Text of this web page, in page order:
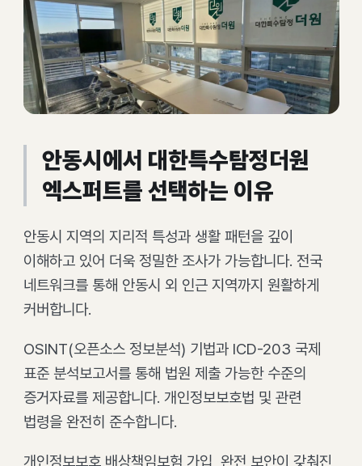
안동시에서 대한특수탐정더원
엑스퍼트를 선택하는 이유
안동시 지역의 지리적 특성과 생활 패턴을 깊이
이해하고 있어 더욱 정밀한 조사가 가능합니다. 전국
네트워크를 통해 안동시 외 인근 지역까지 원활하게
커버합니다.
OSINT(오픈소스 정보분석) 기법과 ICD-203 국제
표준 분석보고서를 통해 법원 제출 가능한 수준의
증거자료를 제공합니다. 개인정보보호법 및 관련
법령을 완전히 준수합니다.
개인정보보호 배상책임보험 가입, 완전 보안이 갖춰진